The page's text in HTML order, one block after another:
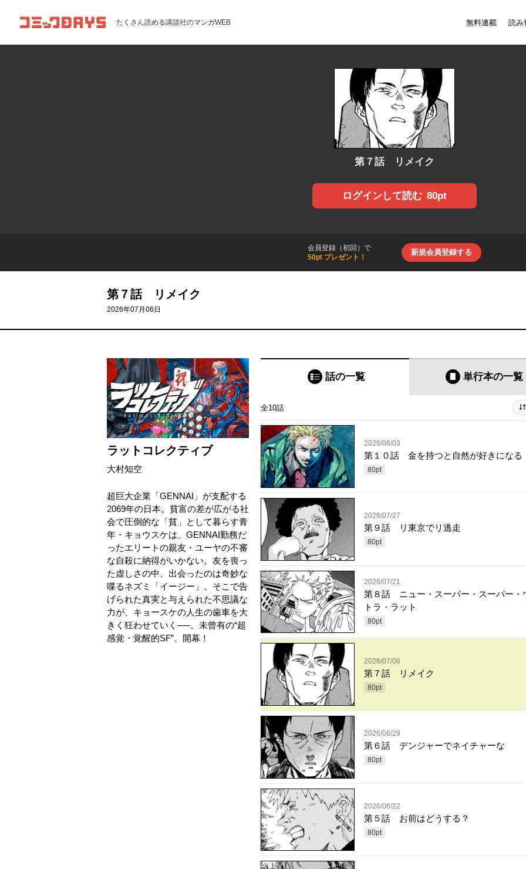
コミックDAYS たくさん読める講談社のマンガWEB 無料連載 読み
第７話 リメイク
ログインして読む 80pt
会員登録（初回）で
50pt プレゼント！
新規会員登録する
第７話 リメイク
2026年07月06日
ラットコレクティブ
大村知空
超巨大企業「GENNAI」が支配する
2069年の日本。貧富の差が広がる社
会で圧倒的な「貧」として暮らす青
年・キョウスケは、GENNAI勤務だ
ったエリートの親友・ユーヤの不審
な自殺に納得がいかない。友を喪っ
た虚しさの中、出会ったのは奇妙な
喋るネズミ「イージー」。そこで告
げられた真実と与えられた不思議な
力が、キョースケの人生の歯車を大
きく狂わせていく──。未曾有の“超
感覚・覚醒的SF”、開幕！
話の一覧 単行本の一覧
全10話
2026/08/03
第１０話 金を持つと自然が好きになる
80pt
2026/07/27
第９話 リ東京でリ逃走
80pt
2026/07/21
第８話 ニュー・スーパー・スーパー・
トラ・ラット
80pt
2026/07/06
第７話 リメイク
80pt
2026/06/29
第６話 デンジャーでネイチャーな
80pt
2026/06/22
第５話 お前はどうする？
80pt